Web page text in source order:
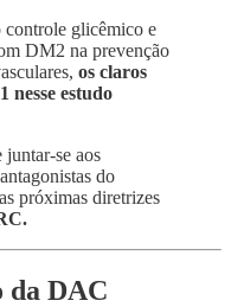
controle glicêmico e
DM2 na prevenção
os claros
nesse estudo
juntar-se aos
do
próximas diretrizes
da DAC